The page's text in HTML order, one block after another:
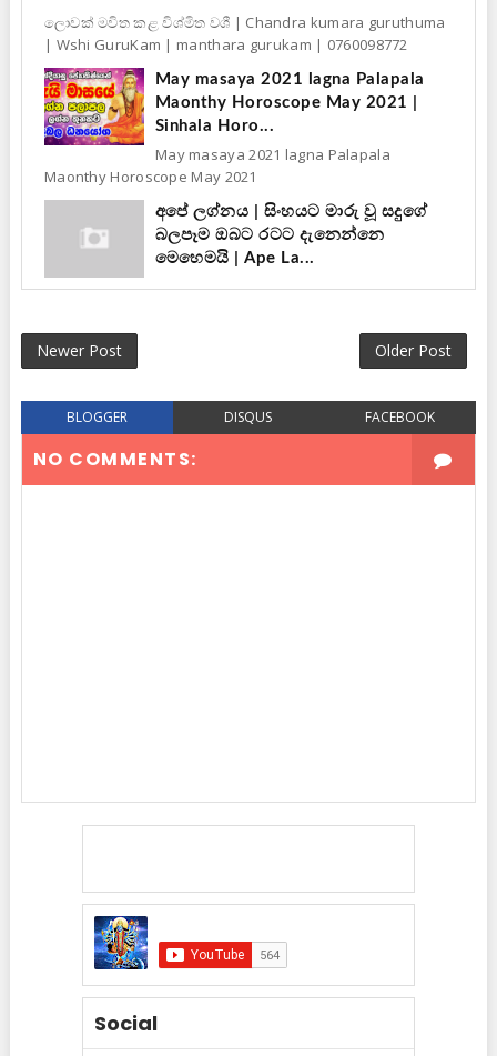
ලොවක් මවිත කළ විශ්මිත වශී | Chandra kumara guruthuma
| Wshi GuruKam | manthara gurukam | 0760098772
May masaya 2021 lagna Palapala
Maonthy Horoscope May 2021 |
Sinhala Horo...
May masaya 2021 lagna Palapala
Maonthy Horoscope May 2021
අපේ ලග්නය | සිංහයට මාරු වූ සදුගේ
බලපෑම ඔබට රටට දැනෙන්නෙ
මෙහෙමයි | Ape La...
Newer Post Older Post
BLOGGER DISQUS FACEBOOK
NO COMMENTS:
Social